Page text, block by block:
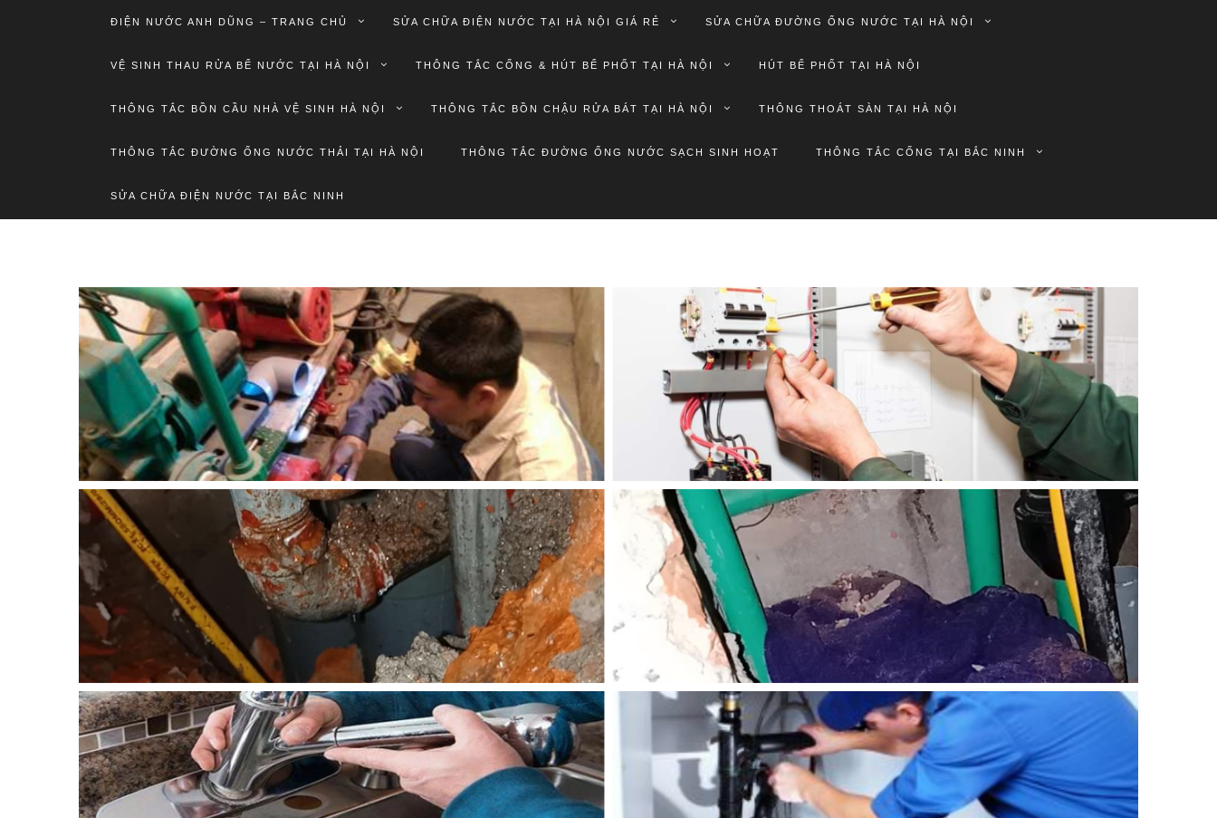
ĐIỆN NƯỚC ANH DŨNG – TRANG CHỦ SỬA CHỮA ĐIỆN NƯỚC TẠI HÀ NỘI GIÁ RẺ SỬA CHỮA ĐƯỜNG ỐNG NƯỚC TẠI HÀ NỘI
VỆ SINH THAU RỬA BỂ NƯỚC TẠI HÀ NỘI THÔNG TẮC CỐNG & HÚT BỂ PHỐT TẠI HÀ NỘI HÚT BỂ PHỐT TẠI HÀ NỘI
THÔNG TẮC BỒN CẦU NHÀ VỆ SINH HÀ NỘI THÔNG TẮC BỒN CHẬU RỬA BÁT TẠI HÀ NỘI THÔNG THOÁT SÀN TẠI HÀ NỘI
THÔNG TẮC ĐƯỜNG ỐNG NƯỚC THẢI TẠI HÀ NỘI THÔNG TẮC ĐƯỜNG ỐNG NƯỚC SẠCH SINH HOẠT THÔNG TẮC CỐNG TẠI BẮC NINH
SỬA CHỮA ĐIỆN NƯỚC TẠI BẮC NINH